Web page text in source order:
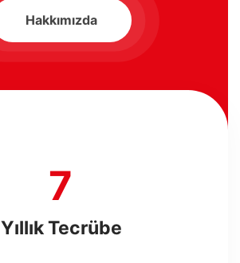
Hakkımızda
8
Yıllık Tecrübe